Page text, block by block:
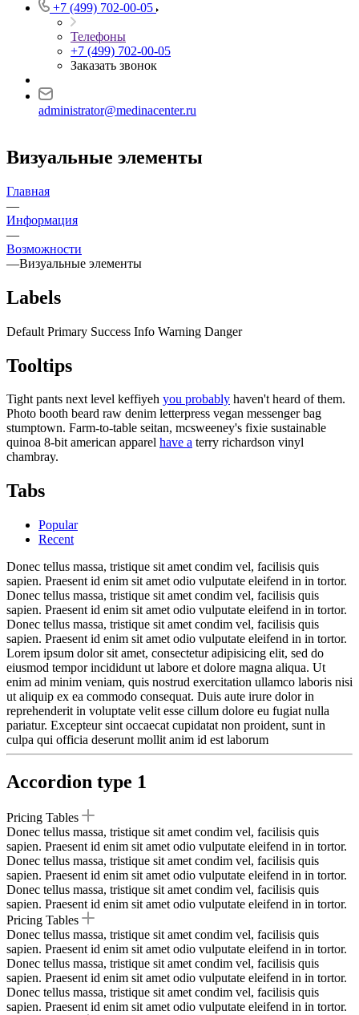
+7 (499) 702-00-05
Телефоны
+7 (499) 702-00-05
Заказать звонок
administrator@medinacenter.ru
Визуальные элементы
Главная
—
Информация
—
Возможности
—Визуальные элементы
Labels
Default Primary Success Info Warning Danger
Tooltips
Tight pants next level keffiyeh you probably haven't heard of them.
Photo booth beard raw denim letterpress vegan messenger bag
stumptown. Farm-to-table seitan, mcsweeney's fixie sustainable
quinoa 8-bit american apparel have a terry richardson vinyl
chambray.
Tabs
Popular
Recent
Donec tellus massa, tristique sit amet condim vel, facilisis quis
sapien. Praesent id enim sit amet odio vulputate eleifend in in tortor.
Donec tellus massa, tristique sit amet condim vel, facilisis quis
sapien. Praesent id enim sit amet odio vulputate eleifend in in tortor.
Donec tellus massa, tristique sit amet condim vel, facilisis quis
sapien. Praesent id enim sit amet odio vulputate eleifend in in tortor.
Lorem ipsum dolor sit amet, consectetur adipisicing elit, sed do
eiusmod tempor incididunt ut labore et dolore magna aliqua. Ut
enim ad minim veniam, quis nostrud exercitation ullamco laboris nisi
ut aliquip ex ea commodo consequat. Duis aute irure dolor in
reprehenderit in voluptate velit esse cillum dolore eu fugiat nulla
pariatur. Excepteur sint occaecat cupidatat non proident, sunt in
culpa qui officia deserunt mollit anim id est laborum
Accordion type 1
Pricing Tables
Donec tellus massa, tristique sit amet condim vel, facilisis quis
sapien. Praesent id enim sit amet odio vulputate eleifend in in tortor.
Donec tellus massa, tristique sit amet condim vel, facilisis quis
sapien. Praesent id enim sit amet odio vulputate eleifend in in tortor.
Donec tellus massa, tristique sit amet condim vel, facilisis quis
sapien. Praesent id enim sit amet odio vulputate eleifend in in tortor.
Pricing Tables
Donec tellus massa, tristique sit amet condim vel, facilisis quis
sapien. Praesent id enim sit amet odio vulputate eleifend in in tortor.
Donec tellus massa, tristique sit amet condim vel, facilisis quis
sapien. Praesent id enim sit amet odio vulputate eleifend in in tortor.
Donec tellus massa, tristique sit amet condim vel, facilisis quis
sapien. Praesent id enim sit amet odio vulputate eleifend in in tortor.